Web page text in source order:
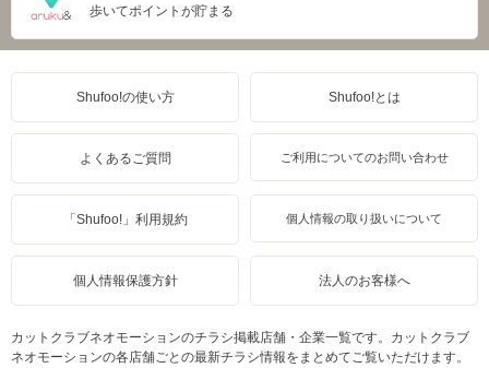
歩いてポイントが貯まる
Shufoo!の使い方 Shufoo!とは
よくあるご質問 ご利用についてのお問い合わせ
「Shufoo!」利用規約 個人情報の取り扱いについて
個人情報保護方針 法人のお客様へ
カットクラブネオモーションのチラシ掲載店舗・企業一覧です。カットクラブ
ネオモーションの各店舗ごとの最新チラシ情報をまとめてご覧いただけます。